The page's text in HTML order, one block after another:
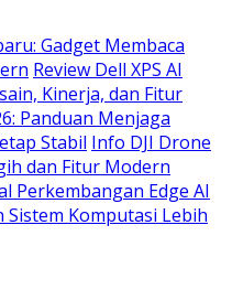
Gadget Membaca
Review Dell XPS AI
Kinerja, dan Fitur
Panduan Menjaga
Stabil Info DJI Drone
dan Fitur Modern
Perkembangan Edge AI
Komputasi Lebih